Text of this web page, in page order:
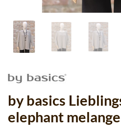
by basics
elephant melange